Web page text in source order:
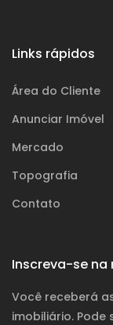
Links rápidos
Área do Cliente
Anunciar Imóvel
Mercado
Topografia
Contato
Inscreva-se na
Você receberá
imobiliário.